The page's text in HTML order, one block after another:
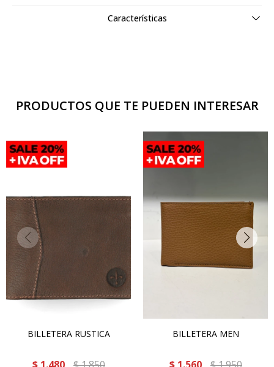
Características
PRODUCTOS QUE TE PUEDEN INTERESAR
BILLETERA RUSTICA BILLETERA MEN